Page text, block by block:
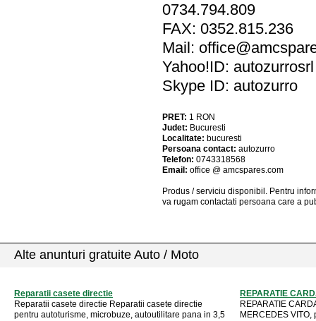
0734.794.809
FAX: 0352.815.236
Mail:
Yahoo!ID: autozurrosrl
Skype ID: autozurro
PRET: 1 RON
Judet: Bucuresti
Localitate: bucuresti
Persoana contact: autozurro
Telefon: 0743318568
Email: office @ amcspares.com
Produs / serviciu disponibil . Pentru
va rugam contactati persoana care a
Alte anunturi gratuite Auto / Moto
Reparatii casete directie
Reparatii casete directie Reparatii casete directie
pentru autoturisme, microbuze, autoutilitare pana in 3,5
REPARATIE
REPARATIE
MERCEDES